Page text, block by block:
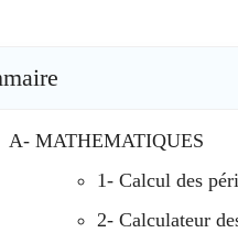
A- MATHEMATIQUES
1- Calcul des
2- Calculateur